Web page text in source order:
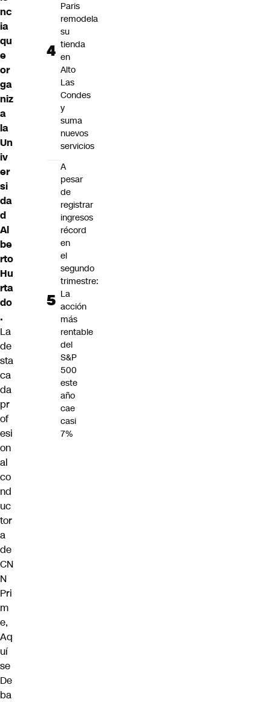
nc
ia
qu
e
or
ga
niz
a
la
Un
iv
er
si
da
d
Al
be
rto
Hu
rta
do
.
La
de
sta
ca
da
pr
of
esi
on
al
co
nd
uc
tor
a
de
CN
N
Pri
m
e,
Aq
uí
se
De
ba
Paris
remodela
su
tienda
en
Alto
Las
Condes
y
suma
nuevos
servicios
A
pesar
de
registrar
ingresos
récord
en
el
segundo
trimestre:
La
acción
más
rentable
del
S&P
500
este
año
cae
casi
7%